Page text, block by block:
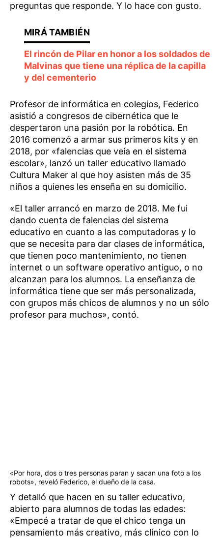
preguntas que responde. Y lo hace con gusto.
El rincón de Pilar en honor a los soldados de
Malvinas que tiene una réplica de la capilla
y del cementerio
Profesor de informática en colegios, Federico
asistió a congresos de cibernética que le
despertaron una pasión por la robótica. En
2016 comenzó a armar sus primeros kits y en
2018, por «falencias que veía en el sistema
escolar», lanzó un taller educativo llamado
Cultura Maker al que hoy asisten más de 35
niños a quienes les enseña en su domicilio.
«El taller arrancó en marzo de 2018. Me fui
dando cuenta de falencias del sistema
educativo en cuanto a las computadoras y lo
que se necesita para dar clases de informática,
que tienen poco mantenimiento, no tienen
internet o un software operativo antiguo, o no
alcanzan para los alumnos. La enseñanza de
informática tiene que ser más personalizada,
con grupos más chicos de alumnos y no un sólo
profesor para muchos», contó.
«Por hora, dos o tres personas paran y sacan una foto a los
robots», reveló Federico, el dueño de la casa.
Y detalló que hacen en su taller educativo,
abierto para alumnos de todas las edades:
«Empecé a tratar de que el chico tenga un
pensamiento más creativo, más clínico con lo